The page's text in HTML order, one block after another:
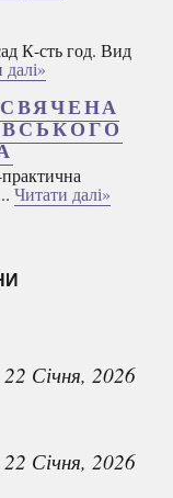
К-сть год. Вид
Читати далі»
22 Січня, 2026
22 Січня, 2026